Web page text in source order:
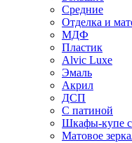
Средние
Отделка и
МДФ
Пластик
Alvic Luxe
Эмаль
Акрил
ДСП
С патиной
Шкафы-купе с
Матовое